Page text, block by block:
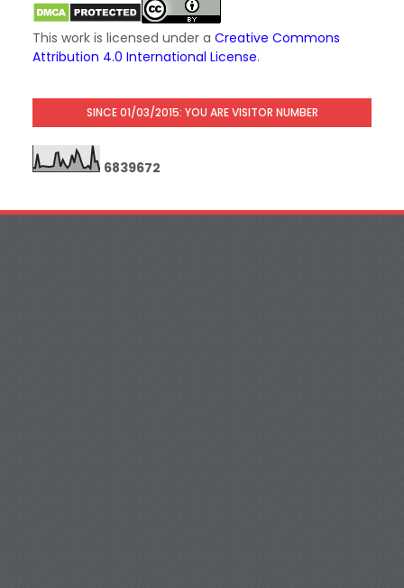
This work is licensed under a Creative Commons
Attribution 4.0 International License.
SINCE 01/03/2015: YOU ARE VISITOR NUMBER
6839672